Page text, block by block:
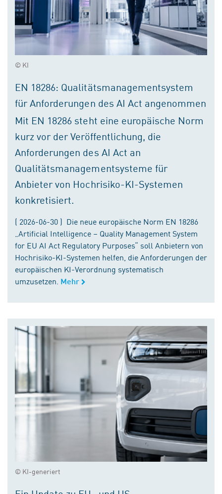
© KI
EN 18286: Qualitätsmanagementsystem
für Anforderungen des AI Act angenommen
Mit EN 18286 steht eine europäische Norm
kurz vor der Veröffentlichung, die
Anforderungen des AI Act an
Qualitätsmanagementsysteme für
Anbieter von Hochrisiko-KI-Systemen
konkretisiert.
( 2026-06-30 ) Die neue europäische Norm EN 18286
„Artificial Intelligence – Quality Management System
for EU AI Act Regulatory Purposes“ soll Anbietern von
Hochrisiko-KI-Systemen helfen, die Anforderungen der
europäischen KI-Verordnung systematisch
umzusetzen. Mehr
© KI-generiert